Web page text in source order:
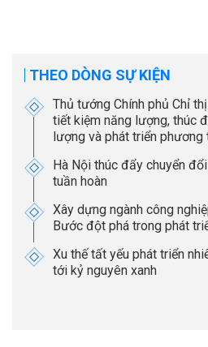
THEO DÒNG SỰ KIỆN
Thủ tướng Chính phủ Chỉ
tiết kiệm năng lượng, thúc
lượng và phát triển
Hà Nội thúc đẩy chuyển
tuần hoàn
Xây dựng ngành công
Bước đột phá trong phát
Xu thế tất yếu phát triển
tới kỷ nguyên xanh